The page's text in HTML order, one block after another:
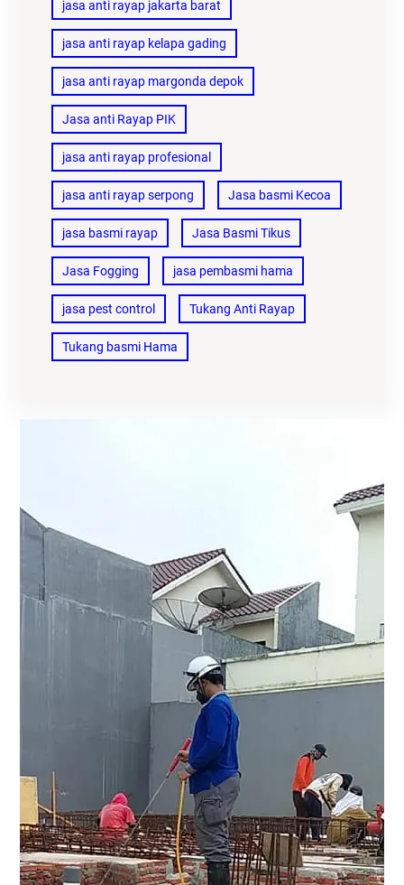
jasa anti rayap jakarta barat
jasa anti rayap kelapa gading
jasa anti rayap margonda depok
Jasa anti Rayap PIK
jasa anti rayap profesional
jasa anti rayap serpong Jasa basmi Kecoa
jasa basmi rayap Jasa Basmi Tikus
Jasa Fogging jasa pembasmi hama
jasa pest control Tukang Anti Rayap
Tukang basmi Hama